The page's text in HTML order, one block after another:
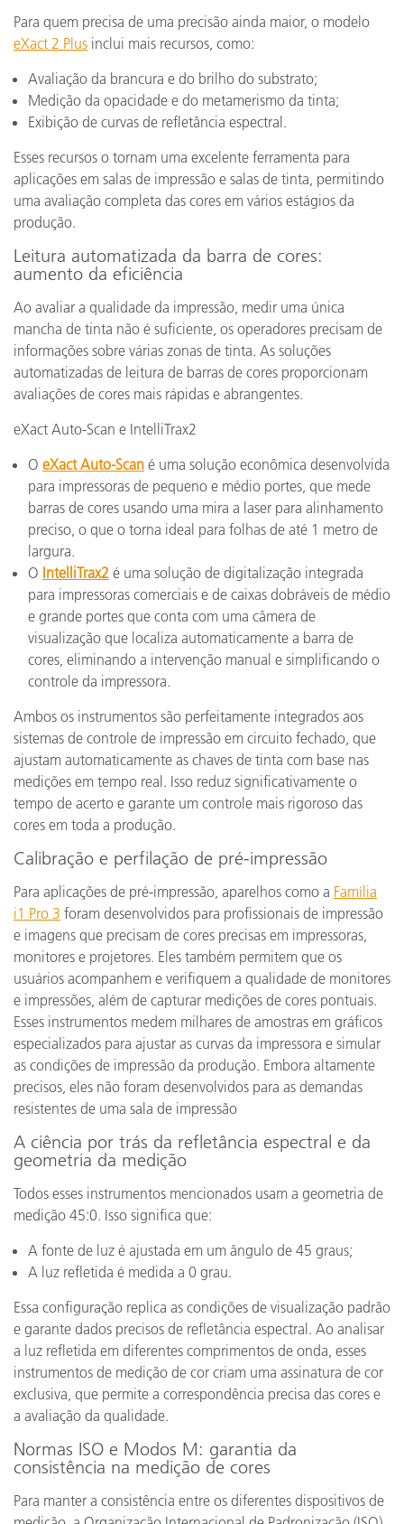
Para quem precisa de uma precisão ainda maior, o modelo
eXact 2 Plus inclui mais recursos, como:
Avaliação da brancura e do brilho do substrato;
Medição da opacidade e do metamerismo da tinta;
Exibição de curvas de refletância espectral.
Esses recursos o tornam uma excelente ferramenta para
aplicações em salas de impressão e salas de tinta, permitindo
uma avaliação completa das cores em vários estágios da
produção.
Leitura automatizada da barra de cores:
aumento da eficiência
Ao avaliar a qualidade da impressão, medir uma única
mancha de tinta não é suficiente, os operadores precisam de
informações sobre várias zonas de tinta. As soluções
automatizadas de leitura de barras de cores proporcionam
avaliações de cores mais rápidas e abrangentes.
eXact Auto-Scan e IntelliTrax2
O eXact Auto-Scan é uma solução econômica desenvolvida
para impressoras de pequeno e médio portes, que mede
barras de cores usando uma mira a laser para alinhamento
preciso, o que o torna ideal para folhas de até 1 metro de
largura.
O IntelliTrax2 é uma solução de digitalização integrada
para impressoras comerciais e de caixas dobráveis de médio
e grande portes que conta com uma câmera de
visualização que localiza automaticamente a barra de
cores, eliminando a intervenção manual e simplificando o
controle da impressora.
Ambos os instrumentos são perfeitamente integrados aos
sistemas de controle de impressão em circuito fechado, que
ajustam automaticamente as chaves de tinta com base nas
medições em tempo real. Isso reduz significativamente o
tempo de acerto e garante um controle mais rigoroso das
cores em toda a produção.
Calibração e perfilação de pré-impressão
Para aplicações de pré-impressão, aparelhos como a Família
i1 Pro 3 foram desenvolvidos para profissionais de impressão
e imagens que precisam de cores precisas em impressoras,
monitores e projetores. Eles também permitem que os
usuários acompanhem e verifiquem a qualidade de monitores
e impressões, além de capturar medições de cores pontuais.
Esses instrumentos medem milhares de amostras em gráficos
especializados para ajustar as curvas da impressora e simular
as condições de impressão da produção. Embora altamente
precisos, eles não foram desenvolvidos para as demandas
resistentes de uma sala de impressão
A ciência por trás da refletância espectral e da
geometria da medição
Todos esses instrumentos mencionados usam a geometria de
medição 45:0. Isso significa que:
A fonte de luz é ajustada em um ângulo de 45 graus;
A luz refletida é medida a 0 grau.
Essa configuração replica as condições de visualização padrão
e garante dados precisos de refletância espectral. Ao analisar
a luz refletida em diferentes comprimentos de onda, esses
instrumentos de medição de cor criam uma assinatura de cor
exclusiva, que permite a correspondência precisa das cores e
a avaliação da qualidade.
Normas ISO e Modos M: garantia da
consistência na medição de cores
Para manter a consistência entre os diferentes dispositivos de